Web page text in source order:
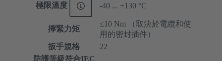
極限溫度 -40 ... +130 °C
擰緊力矩
≤10 Nm （取決於電纜和使
用的密封插件）
扳手規格
22
防護等級符合IEC